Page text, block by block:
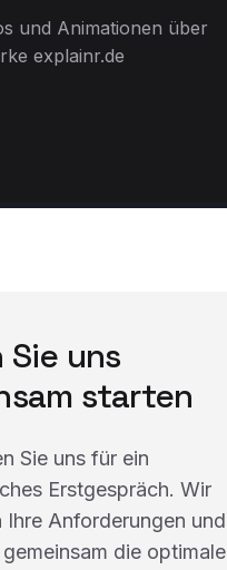
und Animationen über
explainr.de
Sie uns
starten
Sie uns für ein
Erstgespräch. Wir
Ihre Anforderungen und
die optimale